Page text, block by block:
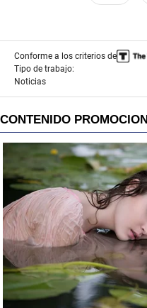
Conforme a los criterios de
Tipo de trabajo:
Noticias